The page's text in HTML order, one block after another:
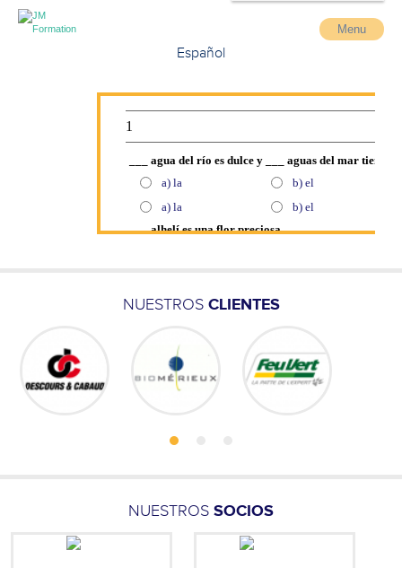
Español
NUESTROS CLIENTES
NUESTROS SOCIOS
Menu